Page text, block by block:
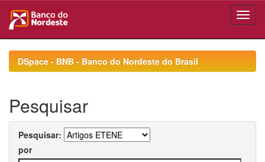
navigationDSpace - BNB - Banco do Nordeste do Brasil
Pesquisar
Pesquisar:
por